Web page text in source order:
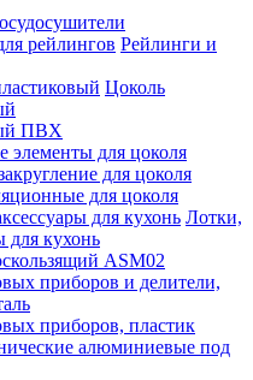
Рейлинги и
Цоколь
ПВХ
элементы для цоколя
для цоколя
для цоколя
Лотки,
для кухонь
ASM02
приборов и делители,
приборов, пластик
алюминиевые под